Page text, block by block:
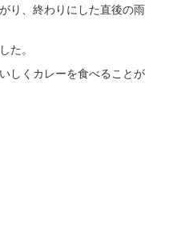
り、終わりにした直後の雨
た。
しくカレーを食べることが